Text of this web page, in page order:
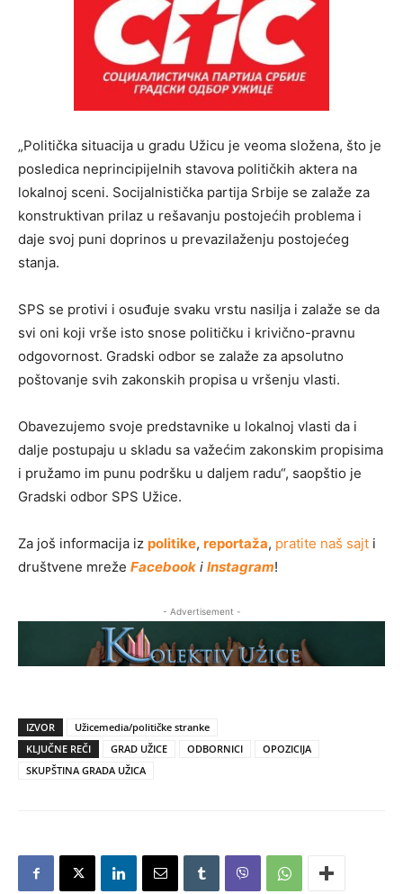
„Politička situacija u gradu Užicu je veoma složena, što je
posledica neprincipijelnih stavova političkih aktera na
lokalnoj sceni. Socijalnistička partija Srbije se zalaže za
konstruktivan prilaz u rešavanju postojećih problema i
daje svoj puni doprinos u prevazilaženju postojećeg
stanja.
SPS se protivi i osuđuje svaku vrstu nasilja i zalaže se da
svi oni koji vrše isto snose političku i krivično-pravnu
odgovornost. Gradski odbor se zalaže za apsolutno
poštovanje svih zakonskih propisa u vršenju vlasti.
Obavezujemo svoje predstavnike u lokalnoj vlasti da i
dalje postupaju u skladu sa važećim zakonskim propisima
i pružamo im punu podršku u daljem radu“, saopštio je
Gradski odbor SPS Užice.
Za još informacija iz politike, reportaža, pratite naš sajt i
društvene mreže Facebook i Instagram!
- Advertisement -
IZVOR
Užicemedia/političke stranke
KLJUČNE REČI
GRAD UŽICE ODBORNICI
OPOZICIJA
SKUPŠTINA GRADA UŽICA